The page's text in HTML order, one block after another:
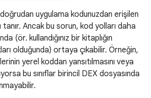
uygulama kodunuzdan erişilen
tanır. Ancak bu sorun, kod yolları daha
(ör. kullandığınız bir kitaplığın
olduğunda) ortaya çıkabilir. Örneğin,
yerel koddan yansıtılmasını veya
bu sınıflar birincil DEX dosyasında